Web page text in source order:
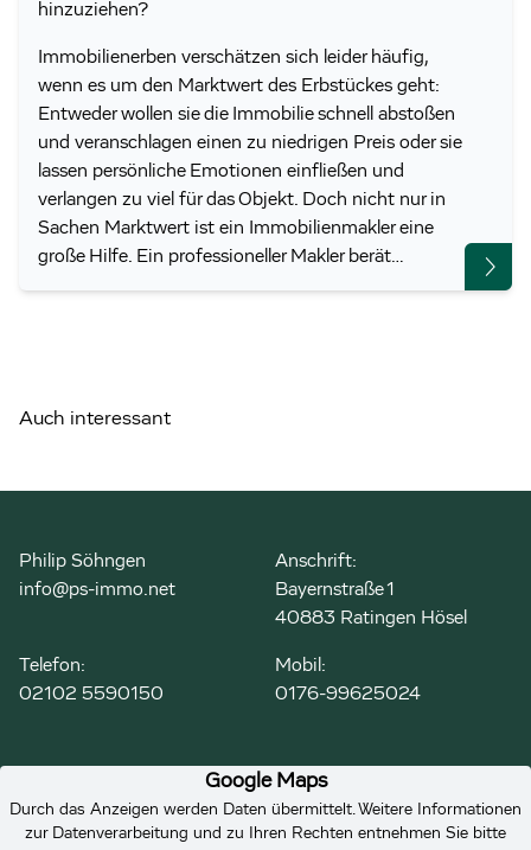
hinzuziehen?
Immobilienerben verschätzen sich leider häufig,
wenn es um den Marktwert des Erbstückes geht:
Entweder wollen sie die Immobilie schnell abstoßen
und veranschlagen einen zu niedrigen Preis oder sie
lassen persönliche Emotionen einfließen und
verlangen zu viel für das Objekt. Doch nicht nur in
Sachen Marktwert ist ein Immobilienmakler eine
große Hilfe. Ein professioneller Makler berät…
Auch interessant
Philip Söhngen
info@ps-immo.net
Anschrift:
Bayernstraße 1
40883 Ratingen Hösel
Telefon:
02102 5590150
Mobil:
0176-99625024